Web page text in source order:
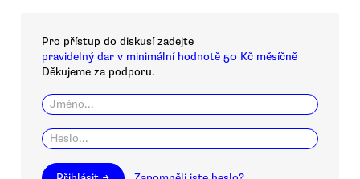
Pro přístup do diskusí zadejte
pravidelný dar v minimální hodnotě 50 Kč měsíčně
Děkujeme za podporu.